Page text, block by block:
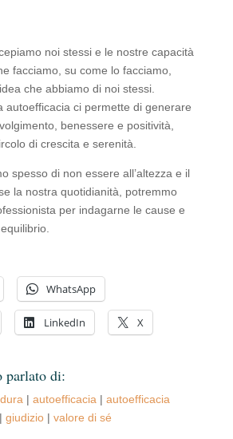
noi stessi e le nostre capacità
facciamo, su come lo facciamo,
che abbiamo di noi stessi.
autoefficacia ci permette di generare
benessere e positività,
di crescita e serenità.
spesso di non essere all’altezza e il
la nostra quotidianità, potremmo
per indagarne le cause e
WhatsApp
LinkedIn X
parlato di:
| autoefficacia| autoefficacia
giudizio| valore di sé